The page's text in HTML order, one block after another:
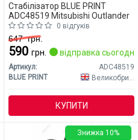
Стабілізатор BLUE PRINT
ADC48519 Mitsubishi Outlander
0 відгуків
647грн.
590 грн. відправка сьогодні
Артикул:
ADC48519
BLUE PRINT
Великобританія
КУПИТИ
Знижка 10%